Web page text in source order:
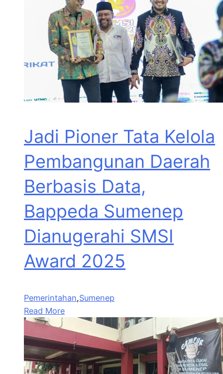
Jadi Pioner Tata Kelola
Pembangunan Daerah
Berbasis Data,
Bappeda Sumenep
Dianugerahi SMSI
Award 2025
Pemerintahan,Sumenep
Read More